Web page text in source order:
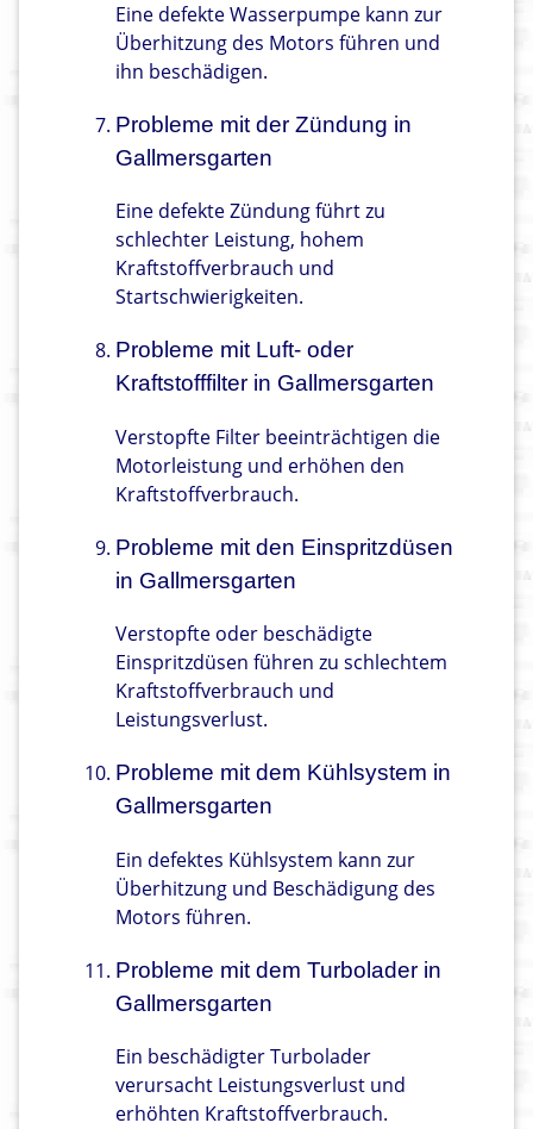
Eine defekte Wasserpumpe kann zur
Überhitzung des Motors führen und
ihn beschädigen.
Probleme mit der Zündung in
Gallmersgarten
Eine defekte Zündung führt zu
schlechter Leistung, hohem
Kraftstoffverbrauch und
Startschwierigkeiten.
Probleme mit Luft- oder
Kraftstofffilter in Gallmersgarten
Verstopfte Filter beeinträchtigen die
Motorleistung und erhöhen den
Kraftstoffverbrauch.
Probleme mit den Einspritzdüsen
in Gallmersgarten
Verstopfte oder beschädigte
Einspritzdüsen führen zu schlechtem
Kraftstoffverbrauch und
Leistungsverlust.
Probleme mit dem Kühlsystem in
Gallmersgarten
Ein defektes Kühlsystem kann zur
Überhitzung und Beschädigung des
Motors führen.
Probleme mit dem Turbolader in
Gallmersgarten
Ein beschädigter Turbolader
verursacht Leistungsverlust und
erhöhten Kraftstoffverbrauch.